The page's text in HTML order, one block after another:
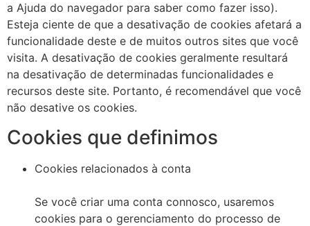
a Ajuda do navegador para saber como fazer isso).
Esteja ciente de que a desativação de cookies afetará a
funcionalidade deste e de muitos outros sites que você
visita. A desativação de cookies geralmente resultará
na desativação de determinadas funcionalidades e
recursos deste site. Portanto, é recomendável que você
não desative os cookies.
Cookies que definimos
Cookies relacionados à conta
Se você criar uma conta connosco, usaremos
cookies para o gerenciamento do processo de